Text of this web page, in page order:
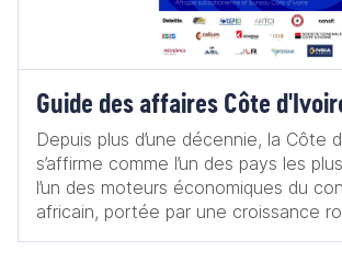
Guide des affaires Côte
Depuis plus d’une décennie, la Côte
s’affirme comme l’un des pays les
l’un des moteurs économiques du
africain, portée par une croissance
vision d’émergence à horizon 2030. Membre établi